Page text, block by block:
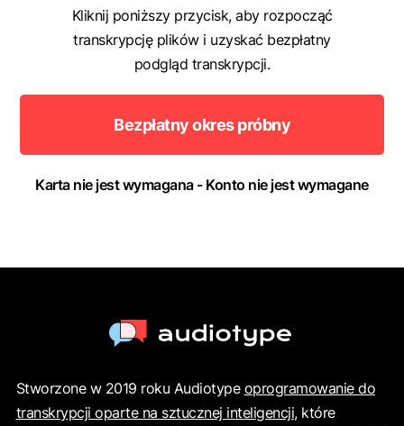
Kliknij poniższy przycisk, aby rozpocząć
transkrypcję plików i uzyskać bezpłatny
podgląd transkrypcji.
Bezpłatny okres próbny
Karta nie jest wymagana - Konto nie jest wymagane
Stworzone w 2019 roku Audiotype oprogramowanie do
transkrypcji oparte na sztucznej inteligencji, które